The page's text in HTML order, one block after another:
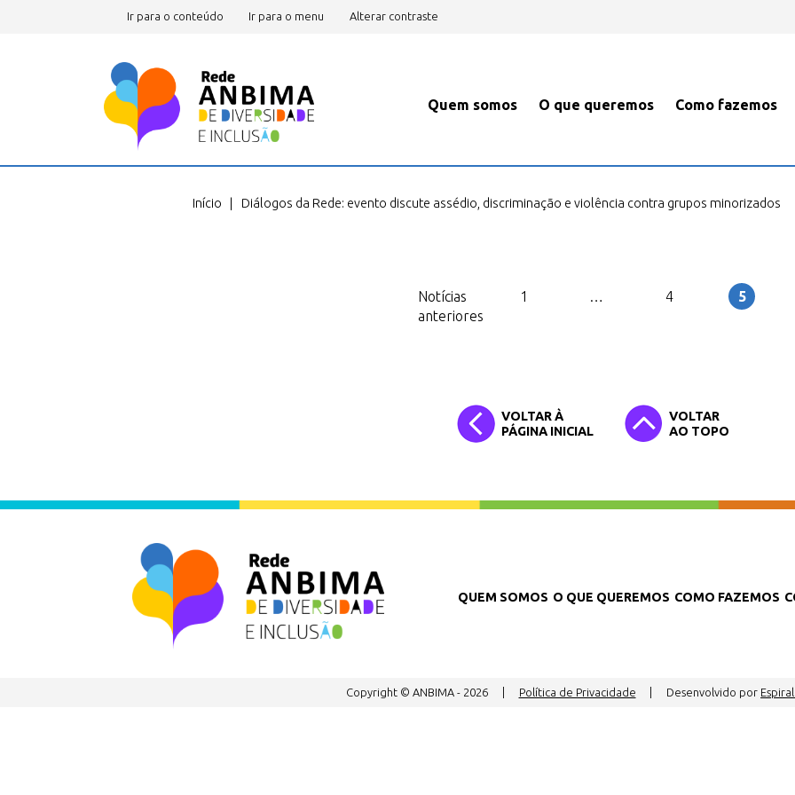
Ir para o conteúdo Ir para o menu Alterar contraste
Quem somos O que queremos Como fazemos
Você está em
Início Diálogos da Rede: evento discute assédio, discriminação e violência contra grupos minorizados
Notícias
anteriores
Página
1 …
Página
4
Página
5
VOLTAR À
PÁGINA INICIAL
VOLTAR
AO TOPO
QUEM SOMOS O QUE QUEREMOS COMO FAZEMOS
Copyright © ANBIMA - 2026 Política de Privacidade Desenvolvido por